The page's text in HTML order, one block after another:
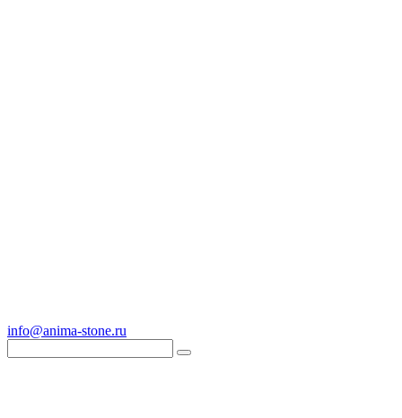
info@anima-stone.ru